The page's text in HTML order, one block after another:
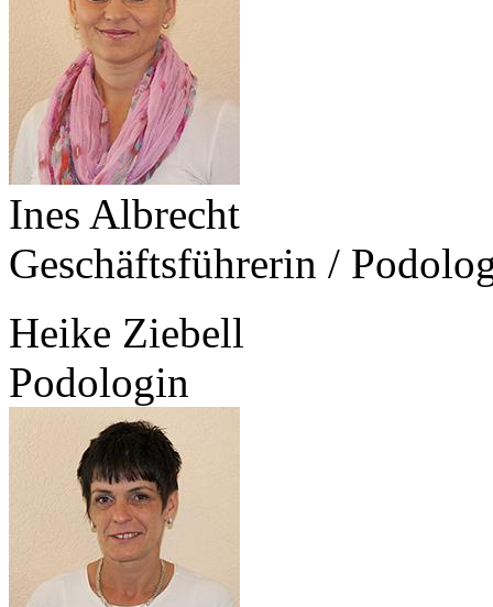
Ines Albrecht
Geschäftsführerin /
Heike Ziebell
Podologin